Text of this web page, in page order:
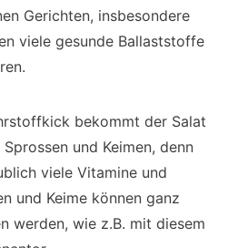
Gerichten, insbesondere
viele gesunde Ballaststoffe
bekommt der Salat
und Keimen, denn
viele Vitamine und
und Keime können ganz
werden, wie z.B. mit diesem